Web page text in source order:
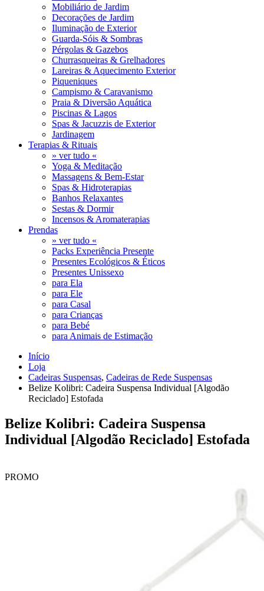
Mobiliário de Jardim
Decorações de Jardim
Iluminação de Exterior
Guarda-Sóis & Sombras
Pérgolas & Gazebos
Churrasqueiras & Grelhadores
Lareiras & Aquecimento Exterior
Piqueniques
Campismo & Caravanismo
Praia & Diversão Aquática
Piscinas & Lagos
Spas & Jacuzzis de Exterior
Jardinagem
Terapias & Rituais
» ver tudo «
Yoga & Meditação
Massagens & Bem-Estar
Spas & Hidroterapias
Banhos Relaxantes
Sestas & Dormir
Incensos & Aromaterapias
Prendas
» ver tudo «
Packs Experiência Presente
Presentes Ecológicos & Éticos
Presentes Unissexo
para Ela
para Ele
para Casal
para Crianças
para Bebé
para Animais de Estimação
Início
Loja
Cadeiras Suspensas, Cadeiras de Rede Suspensas
Belize Kolibri: Cadeira Suspensa Individual [Algodão
Reciclado] Estofada
Belize Kolibri: Cadeira Suspensa
Individual [Algodão Reciclado] Estofada
PROMO